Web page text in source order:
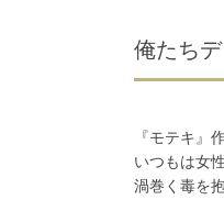
俺たち
『モテキ』
いつもは女
渦巻く毒を